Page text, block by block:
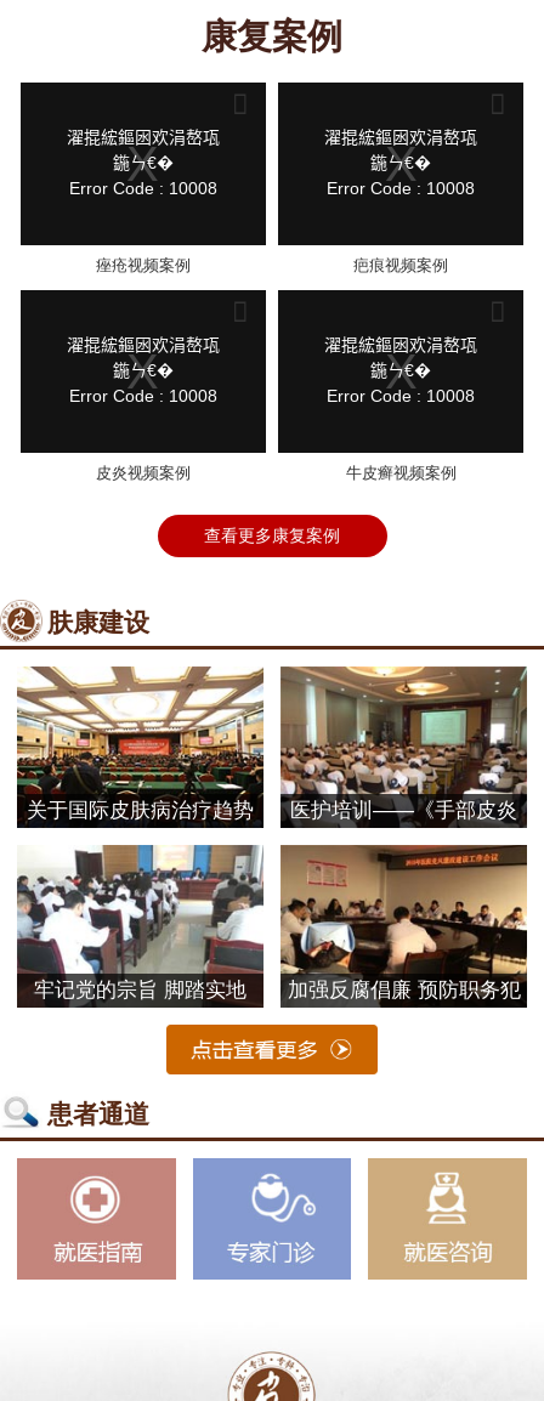
康复案例
濯掍綋鏂囦欢涓嶅瓨
鍦ㄣ€�
Error Code : 10008
鍏
棴
獥
痤疮视频案例
濯掍綋鏂囦欢涓嶅瓨
鍦ㄣ€�
Error Code : 10008
鍏
棴
獥
疤痕视频案例
濯掍綋鏂囦欢涓嶅瓨
鍦ㄣ€�
Error Code : 10008
鍏
棴
獥
皮炎视频案例
濯掍綋鏂囦欢涓嶅瓨
鍦ㄣ€�
Error Code : 10008
鍏
棴
獥
牛皮癣视频案例
查看更多康复案例
肤康建设
关于国际皮肤病治疗趋势
探
医护培训——《手部皮炎
的
牢记党的宗旨 脚踏实地 加强反腐倡廉 预防职务犯
患者通道